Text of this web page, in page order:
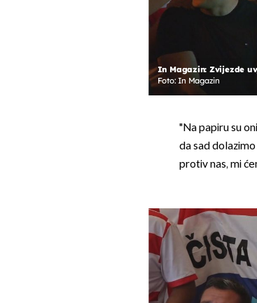
In Magazin: Zvijezde
Foto: In Magazin
"Na papiru su
da sad
protiv nas, mi